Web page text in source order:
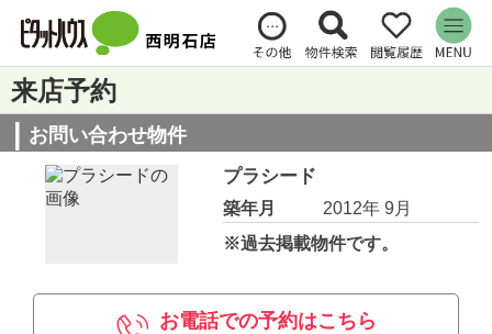
来店予約
お問い合わせ物件
プラシード
築年月
2012年 9月
※過去掲載物件です。
お電話での予約はこちら